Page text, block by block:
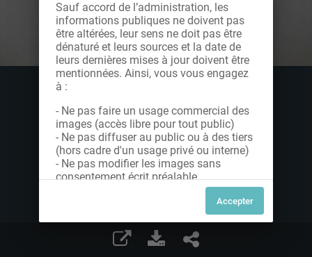
Sauf accord de l’administration, les
informations publiques ne doivent pas
être altérées, leur sens ne doit pas être
dénaturé et leurs sources et la date de
leurs dernières mises à jour doivent être
mentionnées. Ainsi, vous vous engagez
à :
- Ne pas faire un usage commercial des
images (accès libre pour tout public)
- Ne pas diffuser au public ou à des tiers
(hors cadre d'un usage privé ou interne)
- Ne pas modifier les images sans
consentement écrit préalable
Dans le cas contraire, nous vous invitons
à nous contacter afin de solliciter le type
de Licence souhaitée parmi celles
proposées et le cas échéant, acquitter